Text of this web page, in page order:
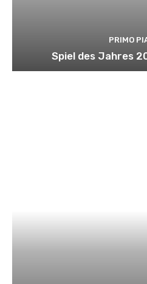
PRIMO
Spiel des Jahres